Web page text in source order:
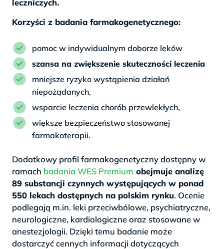
leczniczych.
Korzyści z badania farmakogenetycznego:
pomoc w indywidualnym doborze leków
szansa na zwiększenie skuteczności leczenia
mniejsze ryzyko wystąpienia działań
niepożądanych,
wsparcie leczenia chorób przewlekłych,
większe bezpieczeństwo stosowanej
farmakoterapii.
Dodatkowy profil farmakogenetyczny dostępny w
ramach badania WES Premium obejmuje analizę
89 substancji czynnych występujących w ponad
550 lekach dostępnych na polskim rynku. Ocenie
podlegają m.in. leki przeciwbólowe, psychiatryczne,
neurologiczne, kardiologiczne oraz stosowane w
anestezjologii. Dzięki temu badanie może
dostarczyć cennych informacji dotyczących